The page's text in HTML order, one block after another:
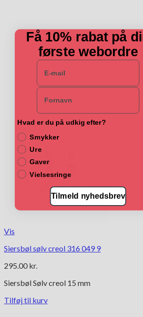
Vis
Siersbøl sølv creol 316 049 9
295.00 kr.
Siersbøl Sølv creol 15 mm
Tilføj til kurv
Få 10% rabat på
første webordre
E-mail
Navn
Hvad er du på udkig efter?
Smykker
Ure
Gaver
Vielsesringe
Tilmeld nyhedsbrev